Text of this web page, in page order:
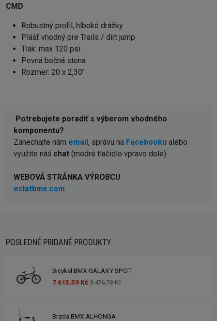
CMD
Robustný profil, hlboké drážky
Plášť vhodný pre Trails / dirt jump
Tlak: max 120 psi
Pevná bočná stena
Rozmer: 20 x 2,30″
Potrebujete poradiť s výberom vhodného
komponentu?
Zanechajte nám email , správu na Facebooku alebo
využite náš chat (modré tlačidlo vpravo dole).
WEBOVÁ STRÁNKA VÝROBCU
eclatbmx.com
POSLEDNÉ PRIDANÉ PRODUKTY
Bicykel BMX GALAXY SPOT
7 615,59 Kč 8 476,78 Kč
Brzda BMX ALHONGA